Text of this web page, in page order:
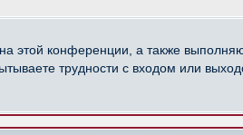
этой конференции, а также
трудности с входом или